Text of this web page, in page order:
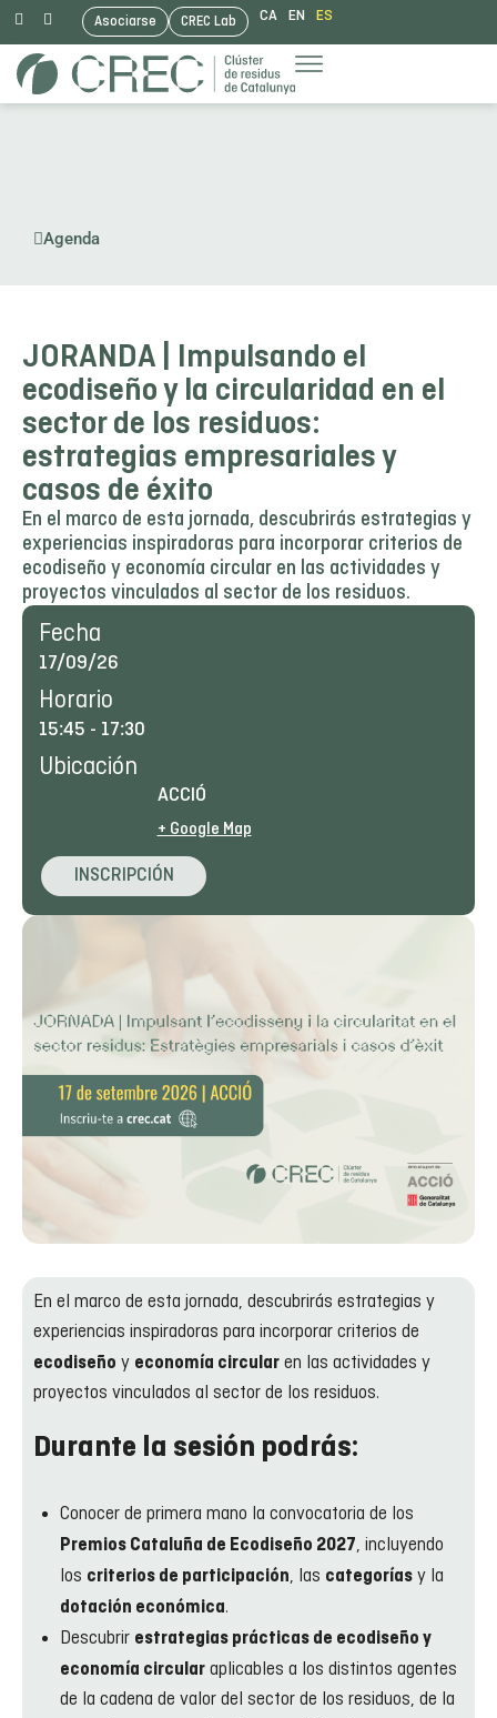
Saltar
al
Asociarse CREC Lab CA EN ES
Agenda
JORANDA | Impulsando el
ecodiseño y la circularidad en el
sector de los residuos:
estrategias empresariales y
casos de éxito
En el marco de esta jornada, descubrirás estrategias y
experiencias inspiradoras para incorporar criterios de
ecodiseño y economía circular en las actividades y
proyectos vinculados al sector de los residuos.
Fecha
17/09/26
Horario
15:45 - 17:30
Ubicación
ACCIÓ
+ Google Map
INSCRIPCIÓN
En el marco de esta jornada, descubrirás estrategias y
experiencias inspiradoras para incorporar criterios de
ecodiseño y economía circular en las actividades y
proyectos vinculados al sector de los residuos.
Durante la sesión podrás:
Conocer de primera mano la convocatoria de los
Premios Cataluña de Ecodiseño 2027, incluyendo
los criterios de participación, las categorías y la
dotación económica.
Descubrir estrategias prácticas de ecodiseño y
economía circular aplicables a los distintos agentes
de la cadena de valor del sector de los residuos, de la